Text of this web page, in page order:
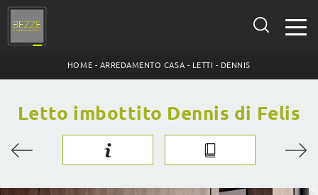
HOME - ARREDAMENTO CASA - LETTI - DENNIS
Letto imbottito Dennis di Felis